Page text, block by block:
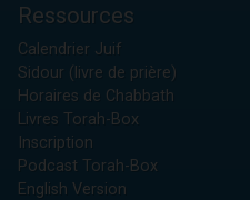
Ressources
Calendrier Juif
Sidour (livre de prière)
Horaires de Chabbath
Livres Torah-Box
Inscription
Podcast Torah-Box
English Version